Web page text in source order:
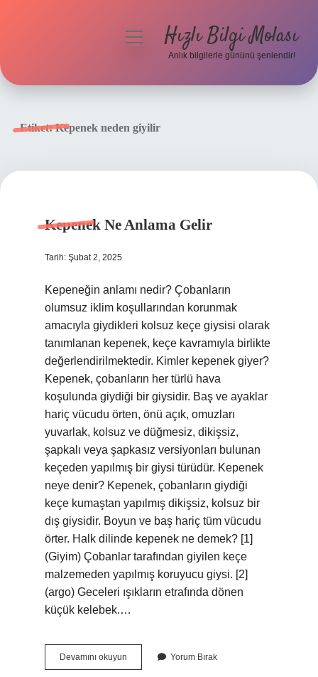
menüyüHızlı Bilgi Molası
Anlık bilgilerle gününü şenlendir!
Etiket:Kepenek neden giyilir
Kepenek Ne Anlama Gelir
Tarih: Şubat 2, 2025
Kepeneğin anlamı nedir? Çobanların
olumsuz iklim koşullarından korunmak
amacıyla giydikleri kolsuz keçe giysisi olarak
tanımlanan kepenek, keçe kavramıyla birlikte
değerlendirilmektedir. Kimler kepenek giyer?
Kepenek, çobanların her türlü hava
koşulunda giydiği bir giysidir. Baş ve ayaklar
hariç vücudu örten, önü açık, omuzları
yuvarlak, kolsuz ve düğmesiz, dikişsiz,
şapkalı veya şapkasız versiyonları bulunan
keçeden yapılmış bir giysi türüdür. Kepenek
neye denir? Kepenek, çobanların giydiği
keçe kumaştan yapılmış dikişsiz, kolsuz bir
dış giysidir. Boyun ve baş hariç tüm vücudu
örter. Halk dilinde kepenek ne demek? [1]
(Giyim) Çobanlar tarafından giyilen keçe
malzemeden yapılmış koruyucu giysi. [2]
(argo) Geceleri ışıkların etrafında dönen
küçük kelebek.…
Devamını okuyun Kepenek
Ne
Yorum Bırak